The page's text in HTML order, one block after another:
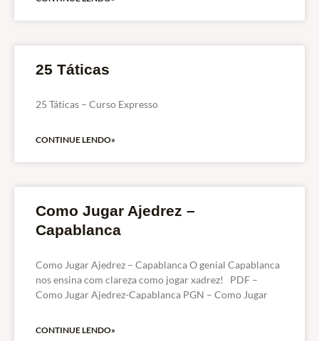
25 Táticas
25 Táticas – Curso Expresso
CONTINUE LENDO»
Como Jugar Ajedrez –
Capablanca
Como Jugar Ajedrez – Capablanca O genial Capablanca
nos ensina com clareza como jogar xadrez! PDF –
Como Jugar Ajedrez-Capablanca PGN – Como Jugar
CONTINUE LENDO»